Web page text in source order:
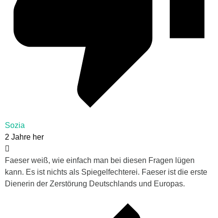
Sozia
2 Jahre her
Faeser weiß, wie einfach man bei diesen Fragen lügen
kann. Es ist nichts als Spiegelfechterei. Faeser ist die erste
Dienerin der Zerstörung Deutschlands und Europas.